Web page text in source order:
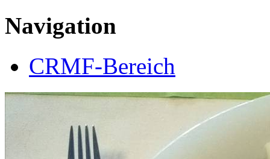
Navigation
CRMF-Bereich